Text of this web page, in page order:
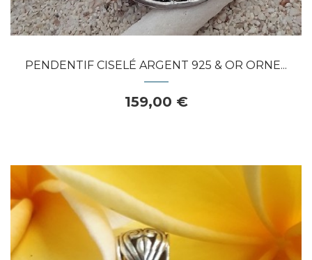
PENDENTIF CISELÉ ARGENT 925 & OR ORNE...
159,00 €